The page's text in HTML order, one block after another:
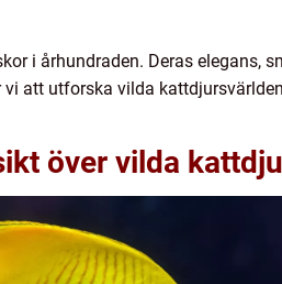
i århundraden. Deras elegans,
att utforska vilda
över vilda